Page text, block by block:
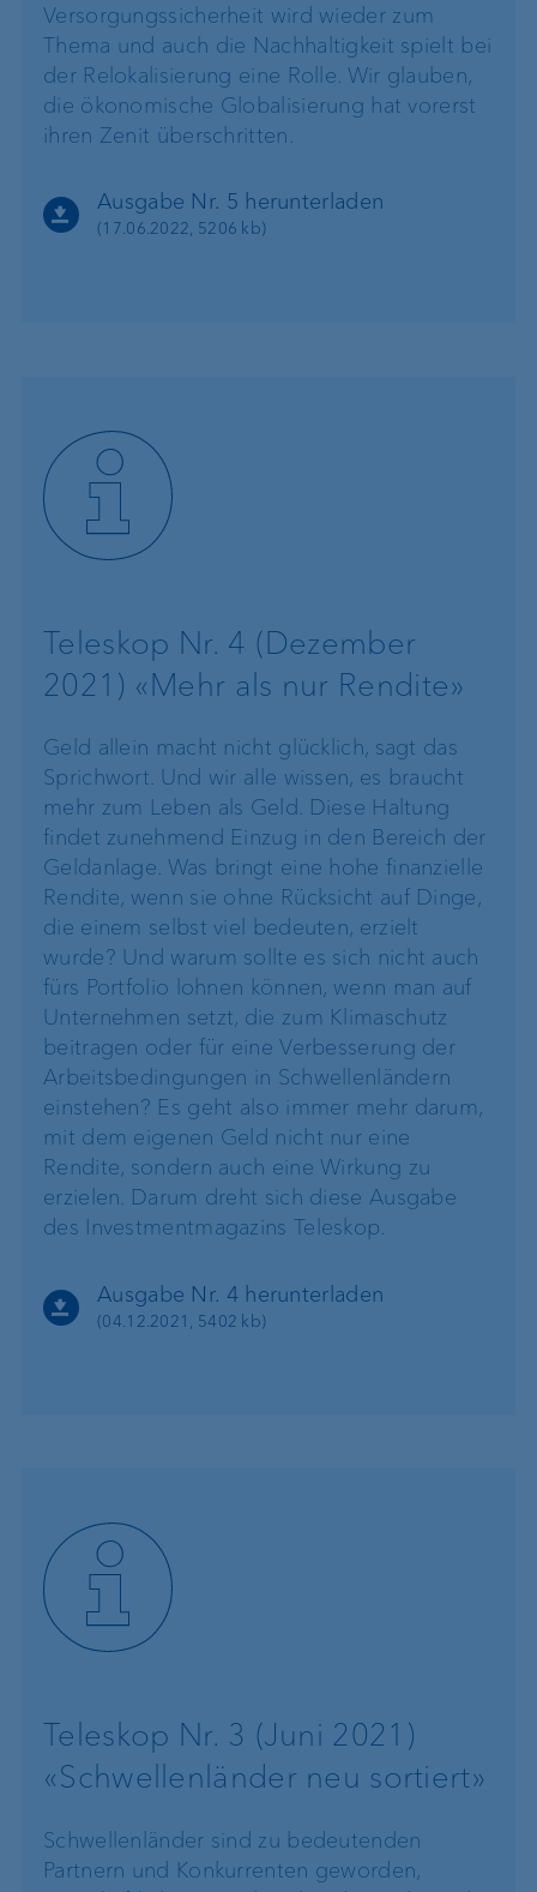
Versorgungssicherheit wird wieder zum
Thema und auch die Nachhaltigkeit spielt bei
der Relokalisierung eine Rolle. Wir glauben,
die ökonomische Globalisierung hat vorerst
ihren Zenit überschritten.
Ausgabe Nr. 5 herunterladen
(17.06.2022, 5206 kb)
Teleskop Nr. 4 (Dezember
2021) «Mehr als nur Rendite»
Geld allein macht nicht glücklich, sagt das
Sprichwort. Und wir alle wissen, es braucht
mehr zum Leben als Geld. Diese Haltung
findet zunehmend Einzug in den Bereich der
Geldanlage. Was bringt eine hohe finanzielle
Rendite, wenn sie ohne Rücksicht auf Dinge,
die einem selbst viel bedeuten, erzielt
wurde? Und warum sollte es sich nicht auch
fürs Portfolio lohnen können, wenn man auf
Unternehmen setzt, die zum Klimaschutz
beitragen oder für eine Verbesserung der
Arbeitsbedingungen in Schwellenländern
einstehen? Es geht also immer mehr darum,
mit dem eigenen Geld nicht nur eine
Rendite, sondern auch eine Wirkung zu
erzielen. Darum dreht sich diese Ausgabe
des Investmentmagazins Teleskop.
Ausgabe Nr. 4 herunterladen
(04.12.2021, 5402 kb)
Teleskop Nr. 3 (Juni 2021)
«Schwellenländer neu sortiert»
Schwellenländer sind zu bedeutenden
Partnern und Konkurrenten geworden,